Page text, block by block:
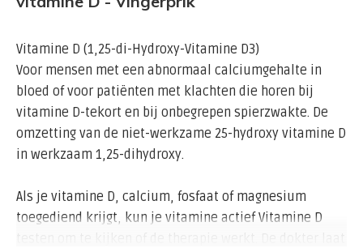
Vitamine D (1,25-di-Hydroxy-Vitamine D3)
Voor mensen met een abnormaal calciumgehalte in
bloed of voor patiënten met klachten die horen bij
vitamine D-tekort en bij onbegrepen spierzwakte. De
omzetting van de niet-werkzame 25-hydroxy vitamine D
in werkzaam 1,25-dihydroxy.
Als je vitamine D, calcium, fosfaat of magnesium
toegediend krijgt, kun je vitamine actief Vitamine D